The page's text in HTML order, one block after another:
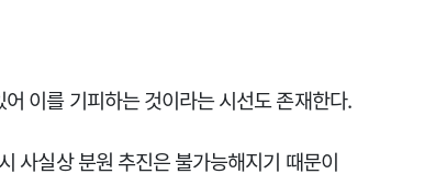
이를 기피하는 것이라는 시선도 존재한다.
사실상 분원 추진은 불가능해지기 때문이